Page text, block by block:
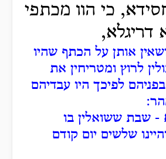
כי הוו מכתפי
דריגלא,
אותן על הכתף שהיו
לרוץ ומטריחין את
לפיכך היו עבדיהם
- שבת ששואלין בו
שלשים יום קודם